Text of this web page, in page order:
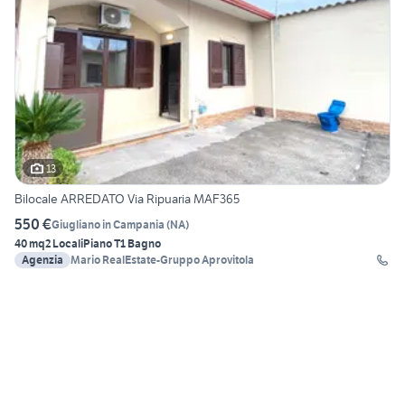
13
Bilocale ARREDATO Via Ripuaria MAF365
550 €Giugliano in Campania (NA)
40 mq2 LocaliPiano T1 Bagno
Agenzia Mario RealEstate-Gruppo Aprovitola